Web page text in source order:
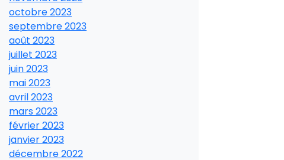
octobre 2023
septembre 2023
août 2023
juillet 2023
juin 2023
mai 2023
avril 2023
mars 2023
février 2023
janvier 2023
décembre 2022